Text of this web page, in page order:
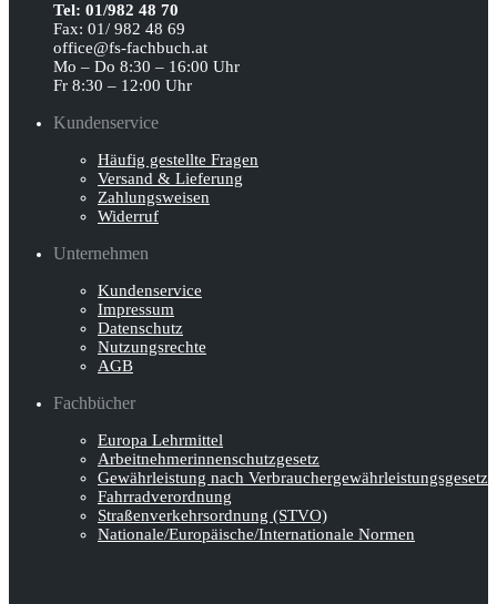
Tel: 01/982 48 70
Fax: 01/ 982 48 69
office@fs-fachbuch.at
Mo – Do 8:30 – 16:00 Uhr
Fr 8:30 – 12:00 Uhr
Kundenservice
Häufig gestellte Fragen
Versand & Lieferung
Zahlungsweisen
Widerruf
Unternehmen
Kundenservice
Impressum
Datenschutz
Nutzungsrechte
AGB
Fachbücher
Europa Lehrmittel
Arbeitnehmerinnen­schutz­gesetz
Gewährleistung nach Verbraucher­gewähr­leistungsgesetz
Fahrradverordnung
Straßenverkehrs­ordnung (STVO)
Nationale/Europäische/Internationale Normen